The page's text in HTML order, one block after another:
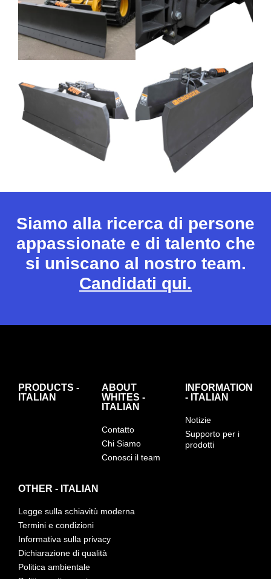
Siamo alla ricerca di persone
appassionate e di talento che
si uniscano al nostro team.
Candidati qui.
PRODUCTS -
ITALIAN
ABOUT
WHITES -
ITALIAN
Contatto
Chi Siamo
Conosci il team
INFORMATION
- ITALIAN
Notizie
Supporto per i
prodotti
OTHER - ITALIAN
Legge sulla schiavitù moderna
Termini e condizioni
Informativa sulla privacy
Dichiarazione di qualità
Politica ambientale